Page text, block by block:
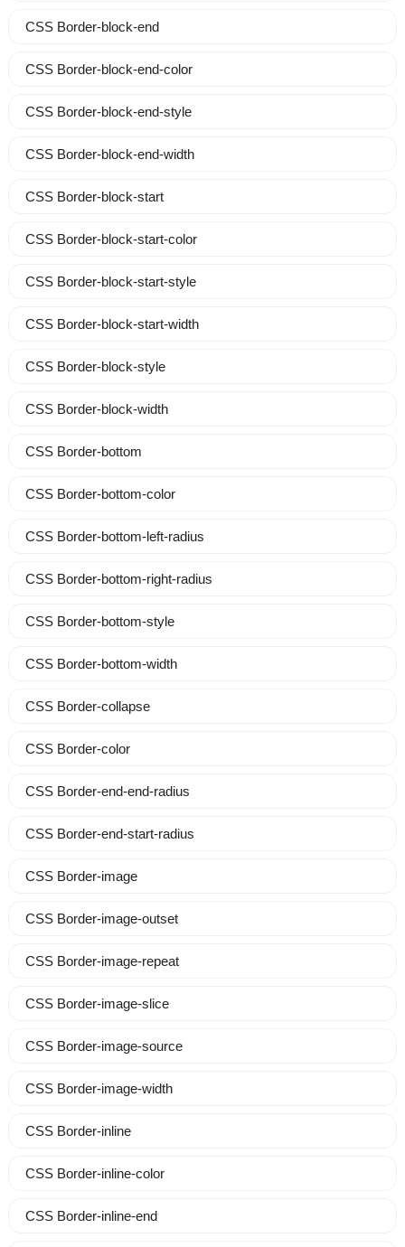
CSS Border-block-end
CSS Border-block-end-color
CSS Border-block-end-style
CSS Border-block-end-width
CSS Border-block-start
CSS Border-block-start-color
CSS Border-block-start-style
CSS Border-block-start-width
CSS Border-block-style
CSS Border-block-width
CSS Border-bottom
CSS Border-bottom-color
CSS Border-bottom-left-radius
CSS Border-bottom-right-radius
CSS Border-bottom-style
CSS Border-bottom-width
CSS Border-collapse
CSS Border-color
CSS Border-end-end-radius
CSS Border-end-start-radius
CSS Border-image
CSS Border-image-outset
CSS Border-image-repeat
CSS Border-image-slice
CSS Border-image-source
CSS Border-image-width
CSS Border-inline
CSS Border-inline-color
CSS Border-inline-end